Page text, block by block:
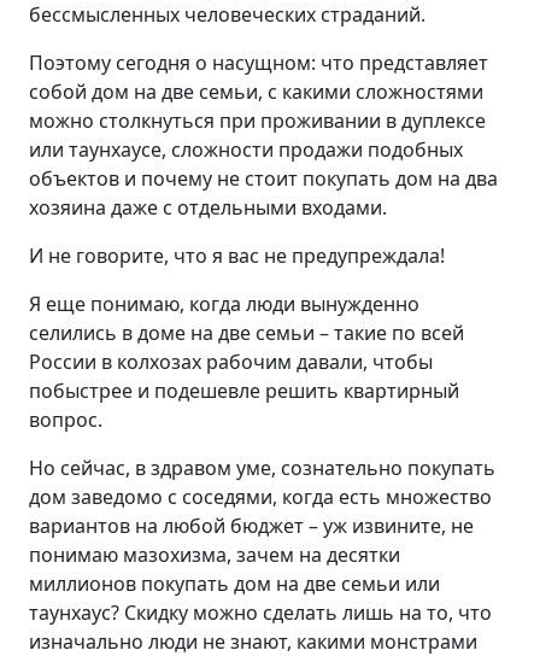
бессмысленных человеческих страданий.
Поэтому сегодня о насущном: что представляет
собой дом на две семьи, с какими сложностями
можно столкнуться при проживании в дуплексе
или таунхаусе, сложности продажи подобных
объектов и почему не стоит покупать дом на два
хозяина даже с отдельными входами.
И не говорите, что я вас не предупреждала!
Я еще понимаю, когда люди вынужденно
селились в доме на две семьи – такие по всей
России в колхозах рабочим давали, чтобы
побыстрее и подешевле решить квартирный
вопрос.
Но сейчас, в здравом уме, сознательно покупать
дом заведомо с соседями, когда есть множество
вариантов на любой бюджет – уж извините, не
понимаю мазохизма, зачем на десятки
миллионов покупать дом на две семьи или
таунхаус? Скидку можно сделать лишь на то, что
изначально люди не знают, какими монстрами